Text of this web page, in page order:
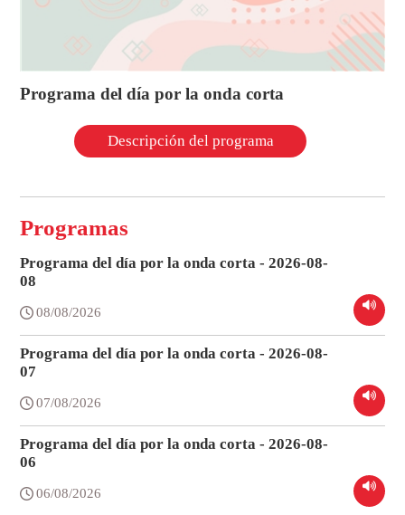
Programa del día por la onda corta
Descripción del programa
Programas
Programa del día por la onda corta - 2026-08-
08
08/08/2026
Programa del día por la onda corta - 2026-08-
07
07/08/2026
Programa del día por la onda corta - 2026-08-
06
06/08/2026